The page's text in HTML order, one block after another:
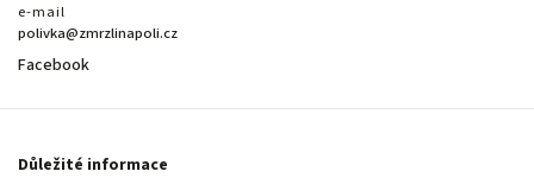
e-mail
polivka@zmrzlinapoli.cz
Facebook
Důležité informace